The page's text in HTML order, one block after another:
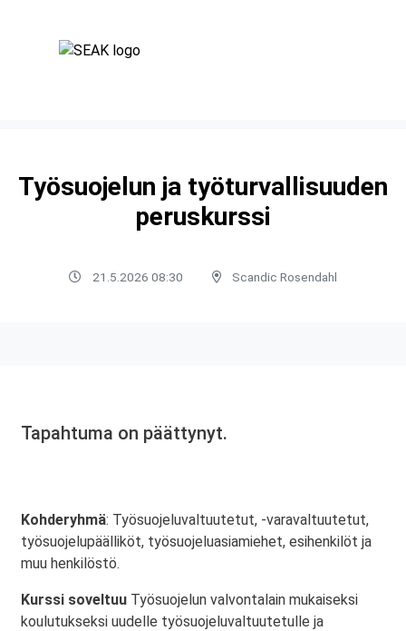
Työsuojelun ja työturvallisuuden
peruskurssi
21.5.2026 08:30 Scandic Rosendahl
Tapahtuma on päättynyt.
Kohderyhmä: Työsuojeluvaltuutetut, -varavaltuutetut,
työsuojelupäälliköt, työsuojeluasiamiehet, esihenkilöt ja
muu henkilöstö.
Kurssi soveltuu Työsuojelun valvontalain mukaiseksi
koulutukseksi uudelle työsuojeluvaltuutetulle ja